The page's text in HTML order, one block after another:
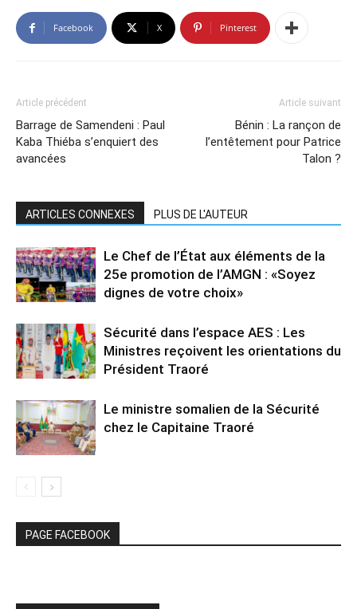
Facebook X Pinterest
Article précédent
Barrage de Samendeni : Paul
Kaba Thiéba s’enquiert des
avancées
Article suivant
Bénin : La rançon de
l’entêtement pour Patrice
Talon ?
ARTICLES CONNEXES PLUS DE L'AUTEUR
Le Chef de l’État aux éléments de la
25e promotion de l’AMGN : «Soyez
dignes de votre choix»
Sécurité dans l’espace AES : Les
Ministres reçoivent les orientations du
Président Traoré
Le ministre somalien de la Sécurité
chez le Capitaine Traoré
PAGE FACEBOOK